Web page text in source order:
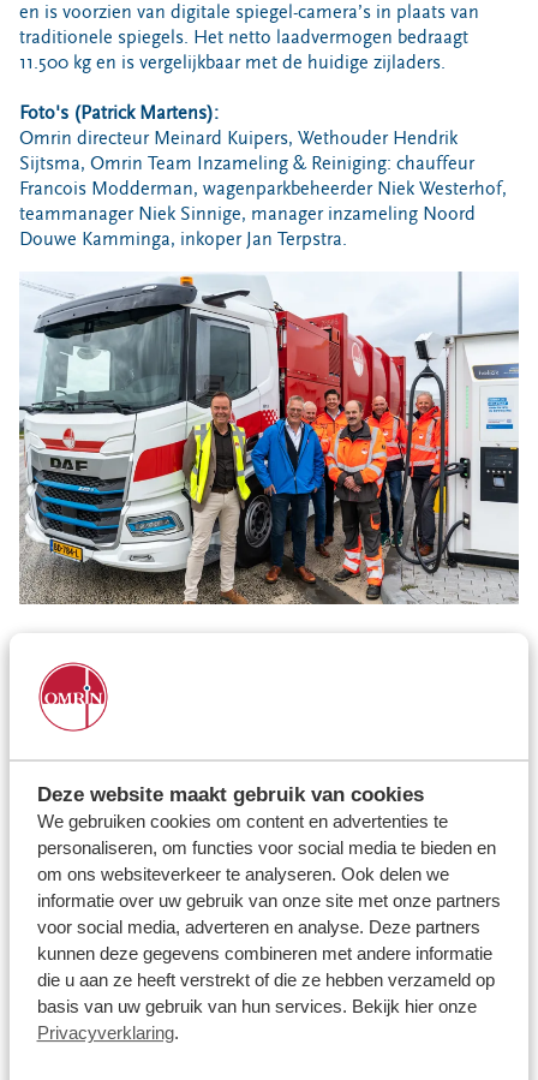
Deze website maakt gebruik van cookies
We gebruiken cookies om content en advertenties te
personaliseren, om functies voor social media te bieden en
om ons websiteverkeer te analyseren. Ook delen we
informatie over uw gebruik van onze site met onze partners
voor social media, adverteren en analyse. Deze partners
kunnen deze gegevens combineren met andere informatie
die u aan ze heeft verstrekt of die ze hebben verzameld op
basis van uw gebruik van hun services. Bekijk hier onze
Privacyverklaring.
en is voorzien van digitale spiegel-camera’s in plaats van
traditionele spiegels. Het netto laadvermogen bedraagt
11.500 kg en is vergelijkbaar met de huidige zijladers.
Foto's (Patrick Martens):
Omrin directeur Meinard Kuipers, Wethouder Hendrik
Sijtsma, Omrin Team Inzameling & Reiniging: chauffeur
Francois Modderman, wagenparkbeheerder Niek Westerhof,
teammanager Niek Sinnige, manager inzameling Noord
Douwe Kamminga, inkoper Jan Terpstra.